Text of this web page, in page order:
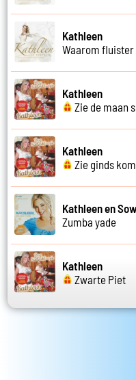
Kathleen
Waarom fluister
Kathleen
Zie de maan
Kathleen
Zie ginds
Kathleen en
Zumba yade
Kathleen
Zwarte Piet